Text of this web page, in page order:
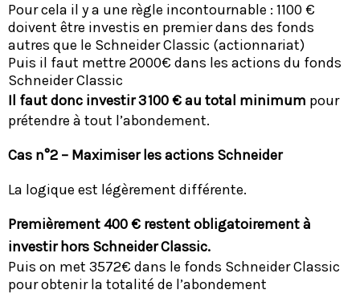
Pour cela il y a une règle incontournable : 1100 €
doivent être investis en premier dans des fonds
autres que le Schneider Classic (actionnariat)
Puis il faut mettre 2000€ dans les actions du fonds
Schneider Classic
Il faut donc investir 3 100 € au total minimum pour
prétendre à tout l’abondement.
Cas n°2 – Maximiser les actions Schneider
La logique est légèrement différente.
Premièrement 400 € restent obligatoirement à
investir hors Schneider Classic.
Puis on met 3572€ dans le fonds Schneider Classic
pour obtenir la totalité de l’abondement